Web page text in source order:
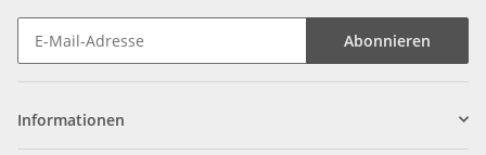
Abonnieren
Informationen